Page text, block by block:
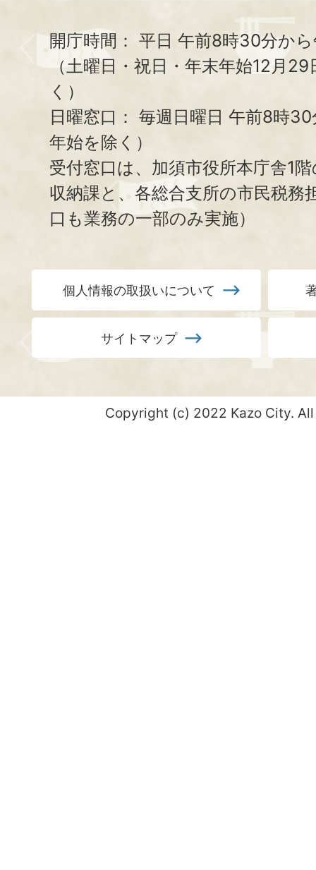
開庁時間： 平日 午前8時30分か
（土曜日・祝日・年末年始12月
く）
日曜窓口： 毎週日曜日 午前8時
年始を除く）
受付窓口は、加須市役所本庁舎1
収納課と、 各総合支所の市民税務
口も業務の一部のみ実施）
個人情報の取扱いについて
サイトマップ
Copyright (c) 2022 Kazo City.